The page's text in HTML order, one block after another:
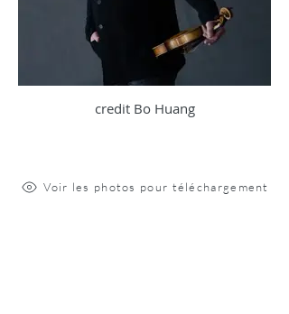
credit Bo Huang
Voir les photos pour téléchargement